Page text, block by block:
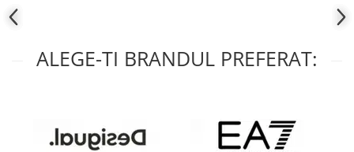
ALEGE-TI BRANDUL PREFERAT: